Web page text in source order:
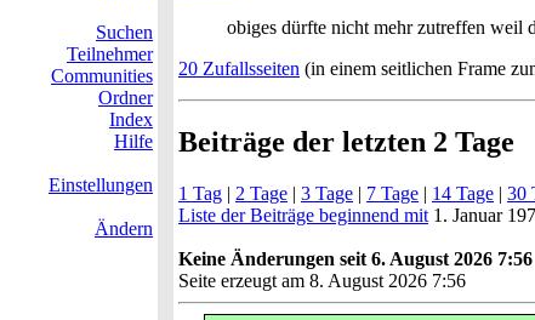
Suchen
Teilnehmer
Communities
Ordner
Index
Hilfe
Einstellungen
Ändern
obiges dürfte nicht mehr zutreffen weil
20 Zufallsseiten (in einem seitlichen Frame
Beiträge der letzten 2 Tage
1 Tag | 2 Tage | 3 Tage | 7 Tage | 14 Tage | 30
Liste der Beiträge beginnend mit 1. Januar
Keine Änderungen seit 6. August 2026 7:56
Seite erzeugt am 8. August 2026 7:56